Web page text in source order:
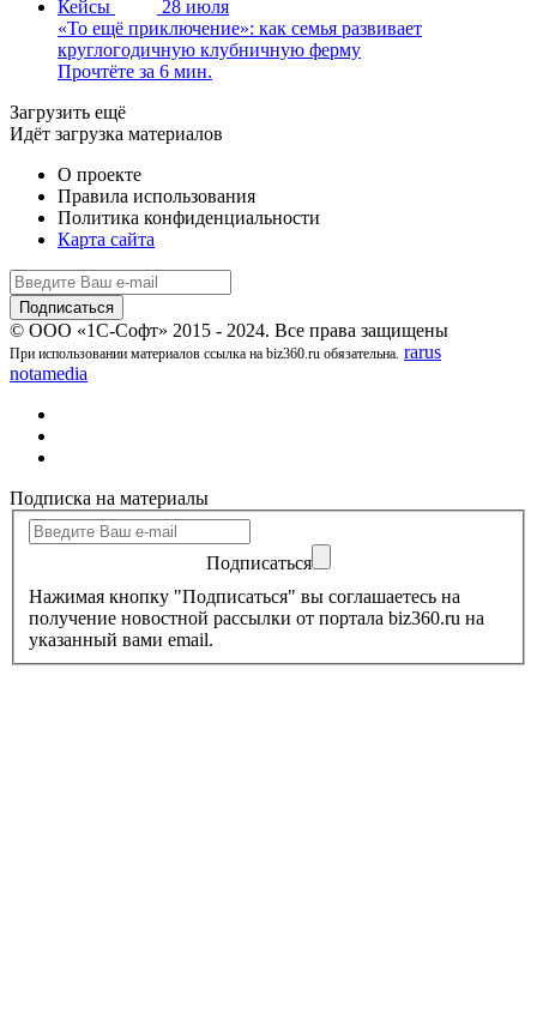
Кейсы
28 июля
«То ещё приключение»: как семья развивает
круглогодичную клубничную ферму
Прочтёте за 6 мин.
Загрузить ещё
Идёт загрузка материалов
О проекте
Правила использования
Политика конфиденциальности
Карта сайта
© ООО «1С-Софт» 2015 - 2024. Все права защищены
При использовании материалов ссылка на biz360.ru обязательна. rarus
notamedia
Подписка на материалы
Подписаться
Нажимая кнопку "Подписаться" вы соглашаетесь на
получение новостной рассылки от портала biz360.ru на
указанный вами email.